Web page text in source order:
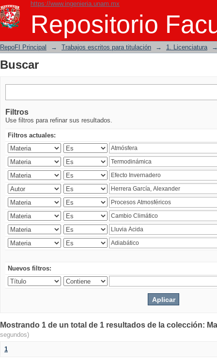
https://www.ingenieria.unam.mx
Repositorio
Buscar
RepoFI Principal → Trabajos escritos para titulación → 1. Licenciatura
Buscar
Filtros
Use filtros para refinar sus resultados.
Filtros actuales:
Nuevos filtros:
Mostrando 1 de un total de 1 resultados de la colección:
segundos)
1